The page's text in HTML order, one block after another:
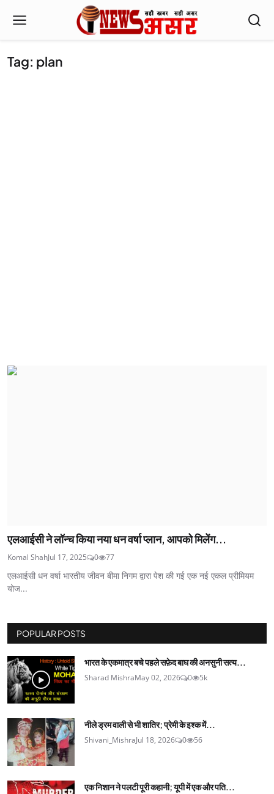
Tag: plan
एलआईसी ने लॉन्च किया नया धन वर्षा प्लान, आपको मिलेंग...
Komal ShahJul 17, 2025 0 77
एलआईसी धन वर्षा भारतीय जीवन बीमा निगम द्वारा पेश की गई एक नई एकल प्रीमियम
योज...
POPULAR POSTS
भारत के एकमात्र बचे पहले सफ़ेद बाघ की अनसुनी सत्य...
Sharad MishraMay 02, 2026 0 5k
नीले ड्रम वाली से भी शातिर; प्रेमी के इश्‍क में...
Shivani_MishraJul 18, 2026 0 56
एक निशान ने पलटी पूरी कहानी; यूपी में एक और पति...